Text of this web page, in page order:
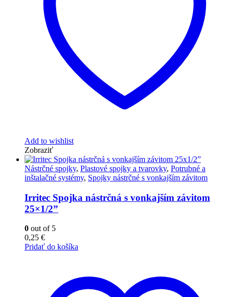
Add to wishlist
Zobraziť
Nástrčné spojky, Plastové spojky a tvarovky, Potrubné a
inštalačné systémy, Spojky nástrčné s vonkajším závitom
Irritec Spojka nástrčná s vonkajším závitom
25×1/2”
0 out of 5
0,25 €
Pridať do košíka